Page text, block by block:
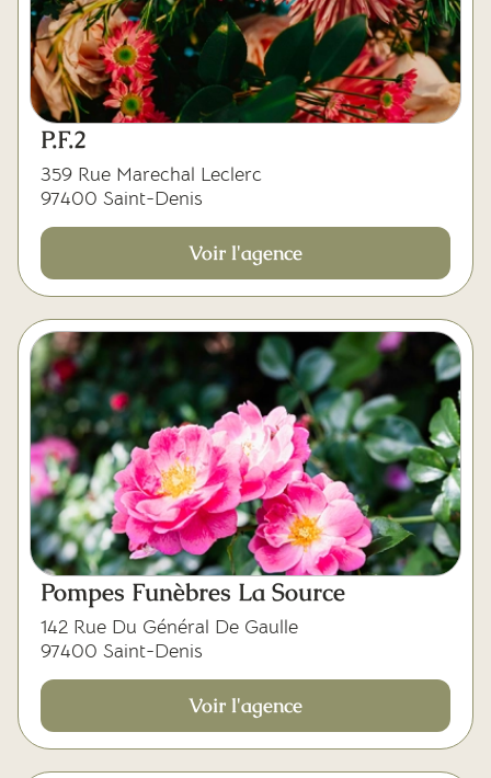
Blog
Mes dernières volontés
P.F.2
359 Rue Marechal Leclerc
97400 Saint-Denis
Voir l'agence
Pompes Funèbres La Source
142 Rue Du Général De Gaulle
97400 Saint-Denis
Voir l'agence